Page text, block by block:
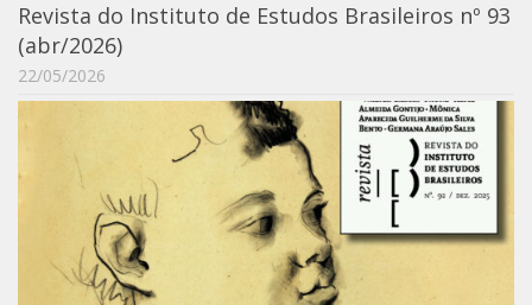
Arquivo
Sobre
Catálogo on-line
Consulta/Normas
Ações e Parcerias
Eventos
Exposições
Revista do Instituto de Estudos Brasileiros nº 93
(abr/2026)
22/05/2026